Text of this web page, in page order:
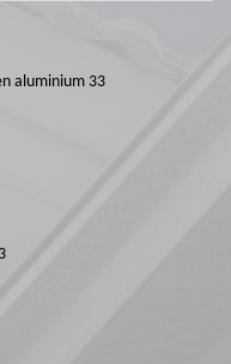
aluminium 33